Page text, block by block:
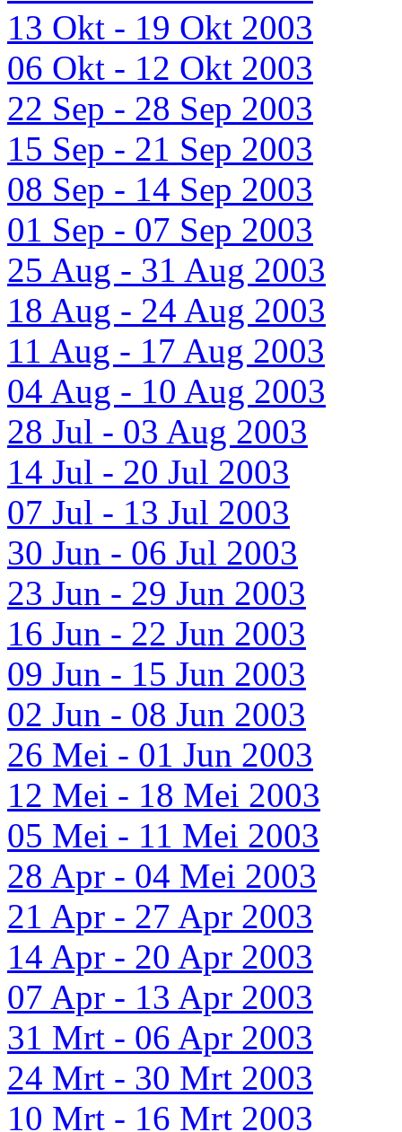
13 Okt - 19 Okt 2003
06 Okt - 12 Okt 2003
22 Sep - 28 Sep 2003
15 Sep - 21 Sep 2003
08 Sep - 14 Sep 2003
01 Sep - 07 Sep 2003
25 Aug - 31 Aug 2003
18 Aug - 24 Aug 2003
11 Aug - 17 Aug 2003
04 Aug - 10 Aug 2003
28 Jul - 03 Aug 2003
14 Jul - 20 Jul 2003
07 Jul - 13 Jul 2003
30 Jun - 06 Jul 2003
23 Jun - 29 Jun 2003
16 Jun - 22 Jun 2003
09 Jun - 15 Jun 2003
02 Jun - 08 Jun 2003
26 Mei - 01 Jun 2003
12 Mei - 18 Mei 2003
05 Mei - 11 Mei 2003
28 Apr - 04 Mei 2003
21 Apr - 27 Apr 2003
14 Apr - 20 Apr 2003
07 Apr - 13 Apr 2003
31 Mrt - 06 Apr 2003
24 Mrt - 30 Mrt 2003
10 Mrt - 16 Mrt 2003